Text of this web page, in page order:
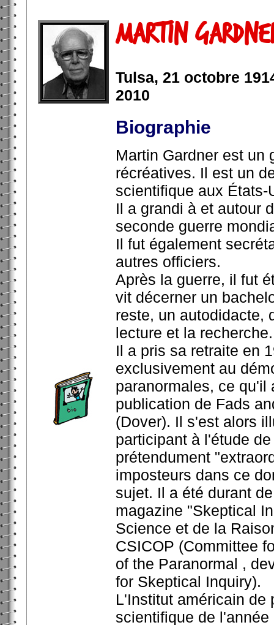
Martin
Tulsa, 21 octobre
2010
Biographie
Martin Gardner est un
récréatives. Il est un
scientifique aux États-
Il a grandi à et autour
seconde guerre
Il fut également
autres officiers.
Après la guerre, il fut
vit décerner un
reste, un autodidacte,
lecture et la recherche.
Il a pris sa retraite en
exclusivement au
paranormales, ce qu'il
publication de Fads
(Dover). Il s'est alors
participant à l'étude
prétendument
imposteurs dans ce
sujet. Il a été durant
magazine "Skeptical
Science et de la
CSICOP (Committee
of the Paranormal ,
for Skeptical Inquiry).
L'Institut américain de
scientifique de l'année